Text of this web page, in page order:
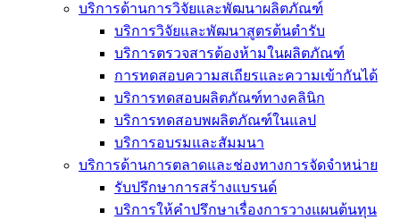
บริการด้านการวิจัยและพัฒนาผลิตภัณฑ์
บริการวิจัยและพัฒนาสูตรต้นตำรับ
บริการตรวจสารต้องห้ามในผลิตภัณฑ์
การทดสอบความสเถียรและความเข้ากันได้
บริการทดสอบผลิตภัณฑ์ทางคลินิก
บริการทดสอบพผลิตภัณฑ์ในแลป
บริการอบรมและสัมมนา
บริการด้านการตลาดและช่องทางการจัดจำหน่าย
รับปรึกษาการสร้างแบรนด์
บริการให้คำปรึกษาเรื่องการวางแผนต้นทุน